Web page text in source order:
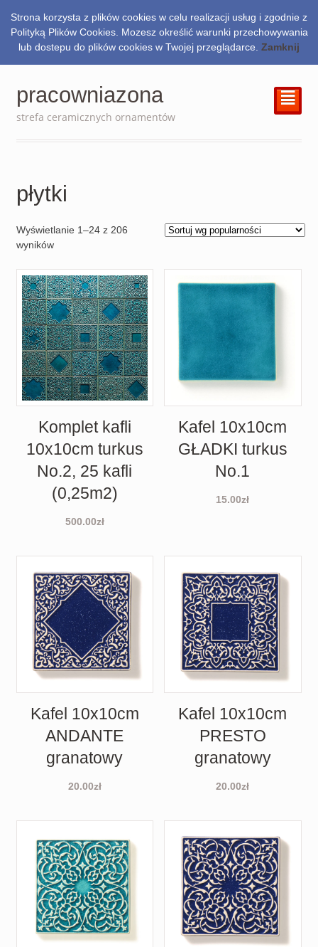
0.00zł
pracowniazona
strefa ceramicznych ornamentów
²
płytki
Wyświetlanie 1–24 z 206
wyników
Komplet kafli
10x10cm turkus
No.2, 25 kafli
(0,25m2)
500.00zł
Kafel 10x10cm
GŁADKI turkus
No.1
15.00zł
Kafel 10x10cm
ANDANTE
granatowy
20.00zł
Kafel 10x10cm
PRESTO
granatowy
20.00zł
Strona korzysta z plików cookies w celu realizacji usług i zgodnie z
Polityką Plików Cookies. Mozesz określić warunki przechowywania
lub dostepu do plików cookies w Twojej przeglądarce. Zamknij